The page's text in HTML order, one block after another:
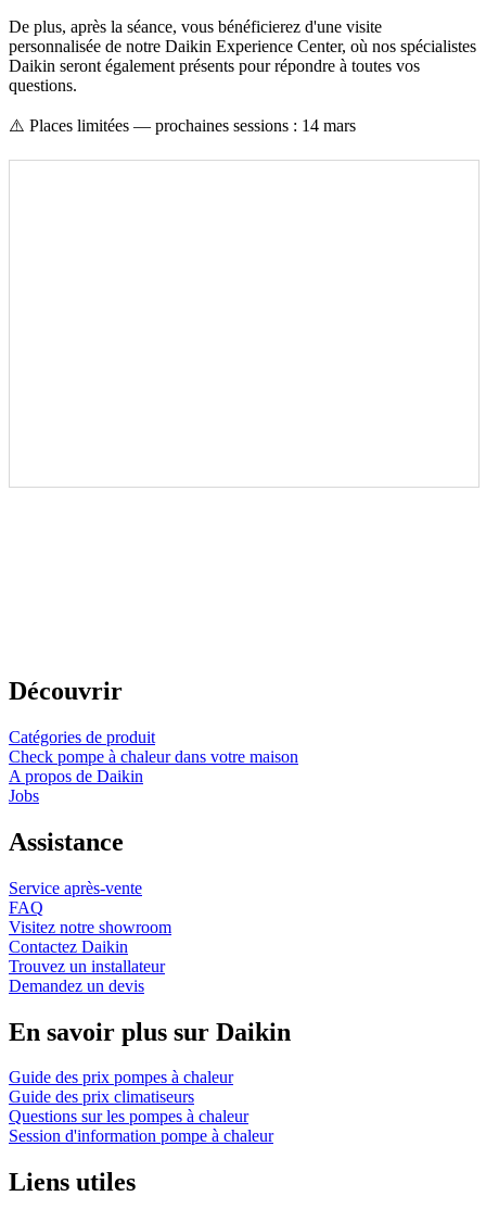
De plus, après la séance, vous bénéficierez d'une visite
personnalisée de notre Daikin Experience Center, où nos spécialistes
Daikin seront également présents pour répondre à toutes vos
questions.
⚠️ Places limitées — prochaines sessions : 14 mars
Découvrir
Catégories de produit
Check pompe à chaleur dans votre maison
A propos de Daikin
Jobs
Assistance
Service après-vente
FAQ
Visitez notre showroom
Contactez Daikin
Trouvez un installateur
Demandez un devis
En savoir plus sur Daikin
Guide des prix pompes à chaleur
Guide des prix climatiseurs
Questions sur les pompes à chaleur
Session d'information pompe à chaleur
Liens utiles